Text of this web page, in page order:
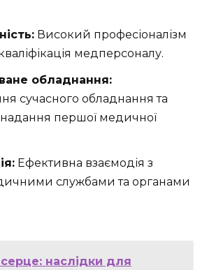
Високий професіоналізм
медперсоналу.
обладнання:
сучасного обладнання та
надання першої медичної
Ефективна взаємодія з
службами та органами
наслідки для